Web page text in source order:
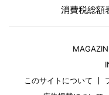
消費税総額
このサイトについて